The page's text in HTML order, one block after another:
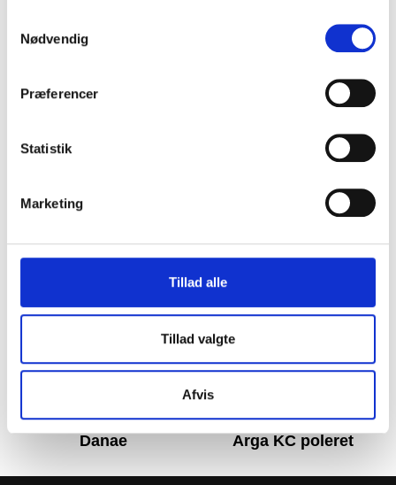
Nødvendig
Præferencer
Statistik
Marketing
Tillad alle
Tillad valgte
Afvis
Danae Arga KC poleret